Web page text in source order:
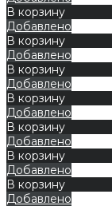
В корзину
Добавлено
В корзину
Добавлено
В корзину
Добавлено
В корзину
Добавлено
В корзину
Добавлено
В корзину
Добавлено
В корзину
Добавлено